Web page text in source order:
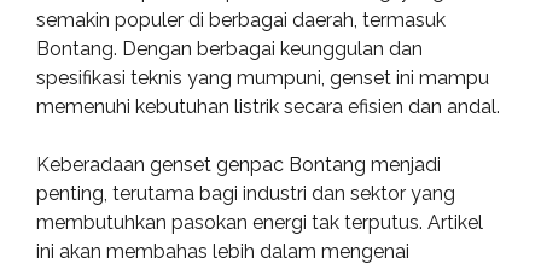
semakin populer di berbagai daerah, termasuk
Bontang. Dengan berbagai keunggulan dan
spesifikasi teknis yang mumpuni, genset ini mampu
memenuhi kebutuhan listrik secara efisien dan andal.
Keberadaan genset genpac Bontang menjadi
penting, terutama bagi industri dan sektor yang
membutuhkan pasokan energi tak terputus. Artikel
ini akan membahas lebih dalam mengenai